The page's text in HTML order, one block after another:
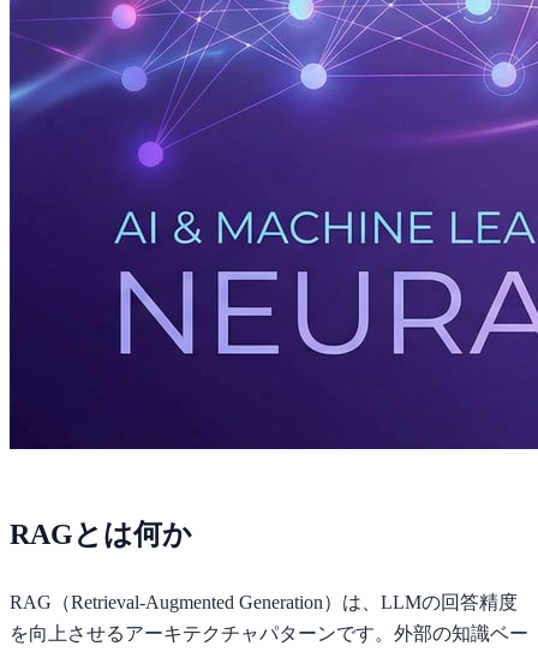
RAGとは何か
RAG（Retrieval-Augmented Generation）は、LLMの回答精度
を向上させるアーキテクチャパターンです。外部の知識ベー